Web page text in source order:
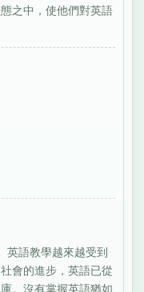
之中，使他們對英語
英語教學越來越受到
會的進步，英語已從
。沒有掌握英語猶如